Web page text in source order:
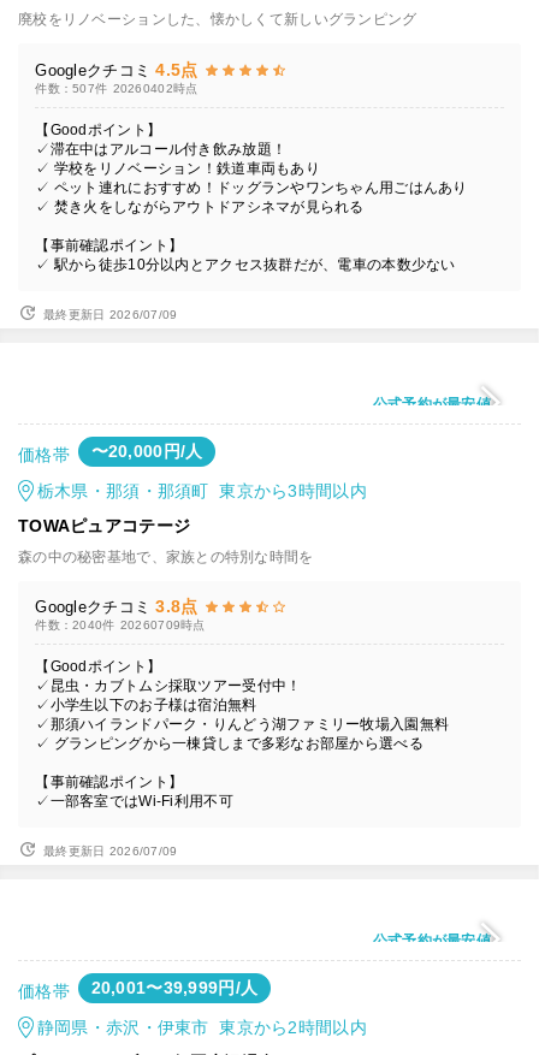
廃校をリノベーションした、懐かしくて新しいグランピング
Googleクチコミ 4.5点
件数：507件 20260402時点
【Goodポイント】
✓滞在中はアルコール付き飲み放題！
✓ 学校をリノベーション！鉄道車両もあり
✓ ペット連れにおすすめ！ドッグランやワンちゃん用ごはんあり
✓ 焚き火をしながらアウトドアシネマが見られる
【事前確認ポイント】
✓ 駅から徒歩10分以内とアクセス抜群だが、電車の本数少ない
最終更新日 2026/07/09
公式予約が最安値
価格帯 〜20,000円/人
栃木県・那須・那須町 東京から3時間以内
TOWAピュアコテージ
森の中の秘密基地で、家族との特別な時間を
Googleクチコミ 3.8点
件数：2040件 20260709時点
【Goodポイント】
✓昆虫・カブトムシ採取ツアー受付中！
✓小学生以下のお子様は宿泊無料
✓那須ハイランドパーク・りんどう湖ファミリー牧場入園無料
✓ グランピングから一棟貸しまで多彩なお部屋から選べる
【事前確認ポイント】
✓一部客室ではWi-Fi利用不可
最終更新日 2026/07/09
公式予約が最安値
価格帯 20,001〜39,999円/人
静岡県・赤沢・伊東市 東京から2時間以内